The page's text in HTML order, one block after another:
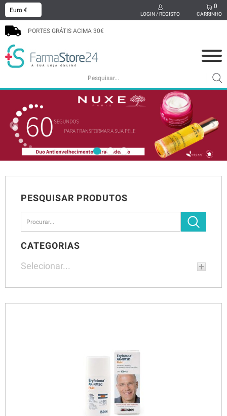
LOGIN / REGISTO CARRINHO
0
PORTES GRÁTIS ACIMA 30€
PESQUISAR PRODUTOS
CATEGORIAS
Selecionar...
x
MAMÃ E BEBÉ
SUPLEMENTOS
CABELO
MEDICAMENTOS